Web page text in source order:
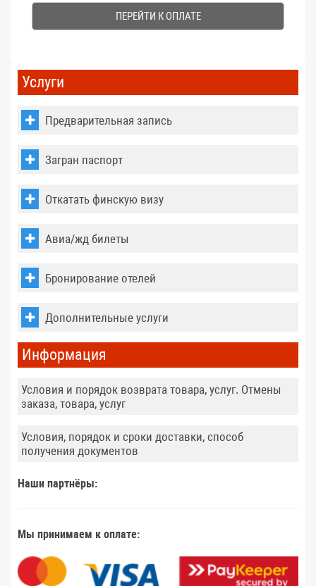
4
Услуги
Предварительная запись
Загран паспорт
Откатать финскую визу
Авиа/жд билеты
Бронирование отелей
Дополнительные услуги
Информация
Условия и порядок возврата товара, услуг. Отмены
заказа, товара, услуг
Условия, порядок и сроки доставки, способ
получения документов
Наши партнёры:
Мы принимаем к оплате: